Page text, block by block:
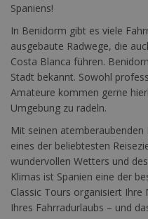
Spaniens!
In Benidorm gibt es viele
ausgebaute Radwege, die
Costa Blanca führen.
Stadt bekannt. Sowohl
Amateure kommen gerne
Umgebung zu radeln.
Mit seinen
eines der beliebtesten
wundervollen Wetters und
Klimas ist Spanien eine der
Classic Tours organisiert
Ihres Fahrradurlaubs – und